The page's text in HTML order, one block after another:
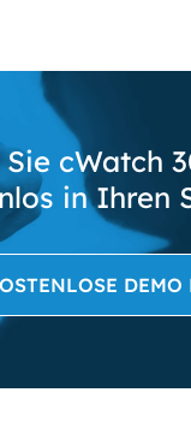
Sie cWatch
in Ihren
DEMO